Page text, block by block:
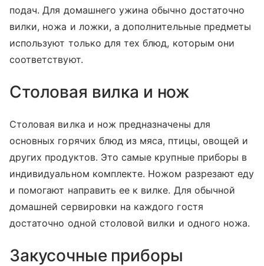
подач. Для домашнего ужина обычно достаточно
вилки, ножа и ложки, а дополнительные предметы
используют только для тех блюд, которым они
соответствуют.
Столовая вилка и нож
Столовая вилка и нож предназначены для
основных горячих блюд из мяса, птицы, овощей и
других продуктов. Это самые крупные приборы в
индивидуальном комплекте. Ножом разрезают еду
и помогают направить ее к вилке. Для обычной
домашней сервировки на каждого гостя
достаточно одной столовой вилки и одного ножа.
Закусочные приборы